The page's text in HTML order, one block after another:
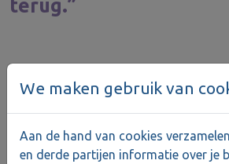
terug.”
We maken gebruik van
Aan de hand van cookies
en derde partijen informatie over je